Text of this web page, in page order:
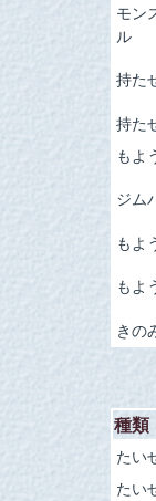
モン
ル
持た
持た
もよ
ジム
もよ
もよ
きの
種類
たい
たい